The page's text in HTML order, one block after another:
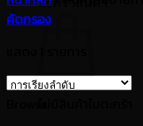
ตะกร้าสินค้า
คัดกรอง